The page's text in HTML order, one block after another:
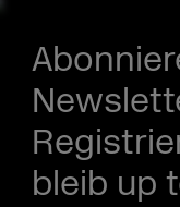
bleib up